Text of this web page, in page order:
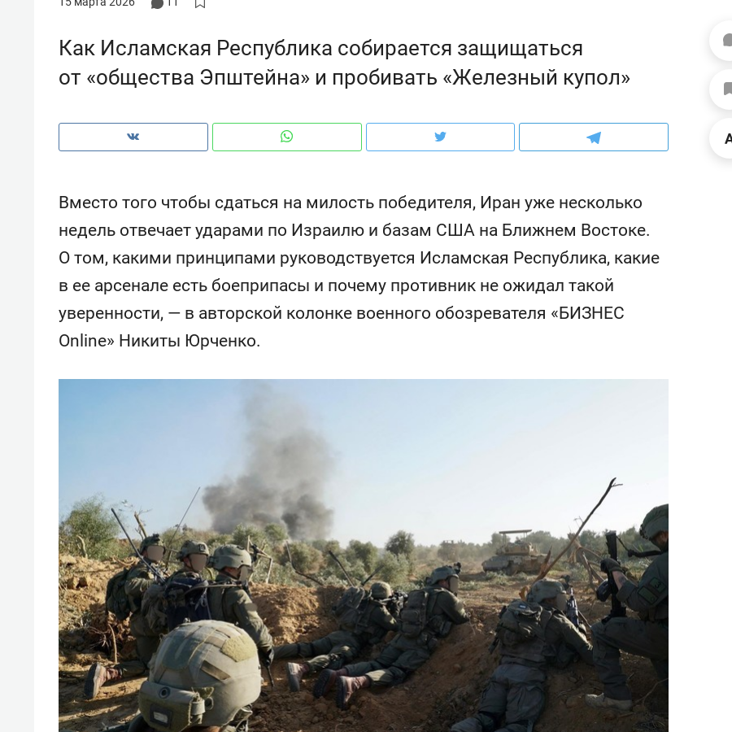
Как Исламская Республика собирается защищаться
от «общества Эпштейна» и пробивать «Железный купол»
Вместо того чтобы сдаться на милость победителя, Иран уже несколько
недель отвечает ударами по Израилю и базам США на Ближнем Востоке.
О том, какими принципами руководствуется Исламская Республика, какие
в ее арсенале есть боеприпасы и почему противник не ожидал такой
уверенности, — в авторской колонке военного обозревателя «БИЗНЕС
Online» Никиты Юрченко.
Рекомендуем
Как ГК «МИР ГРУПП» и ВТБ
создают оазис жилого
Рекомендуем
150 камер до квартиры и Face
Опыт выживания в дикой
состоянием как основа